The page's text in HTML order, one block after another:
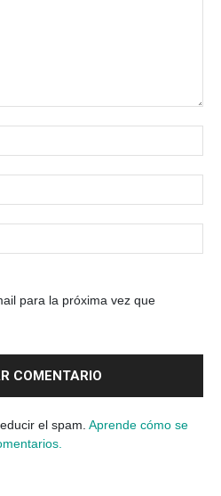
para la próxima vez que
el spam. Aprende cómo se